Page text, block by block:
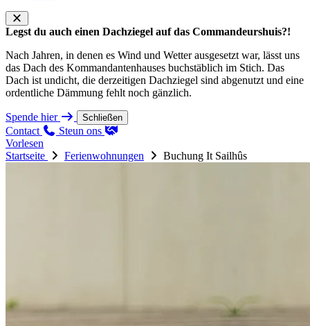
Legst du auch einen Dachziegel auf das Commandeurshuis?!
Nach Jahren, in denen es Wind und Wetter ausgesetzt war, lässt uns
das Dach des Kommandantenhauses buchstäblich im Stich. Das
Dach ist undicht, die derzeitigen Dachziegel sind abgenutzt und eine
ordentliche Dämmung fehlt noch gänzlich.
Spende hier Schließen
Contact
Steun ons
Vorlesen
Startseite
Ferienwohnungen Buchung It Sailhûs